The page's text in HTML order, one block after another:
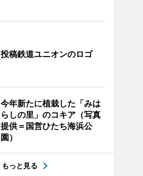
投稿鉄道ユニオンのロゴ
今年新たに植栽した「みは
らしの里」のコキア（写真
提供＝国営ひたち海浜公
園）
もっと見る